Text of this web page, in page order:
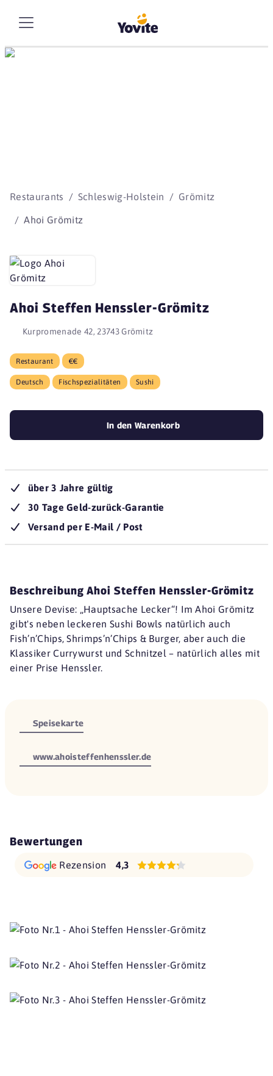
Restaurants Schleswig-Holstein Grömitz
Ahoi Grömitz
Ahoi Steffen Henssler-Grömitz
Kurpromenade 42, 23743 Grömitz
Restaurant €€
Deutsch Fischspezialitäten Sushi
In den Warenkorb
über 3 Jahre gültig
30 Tage Geld-zurück-Garantie
Versand per E-Mail / Post
Beschreibung Ahoi Steffen Henssler-Grömitz
Unsere Devise: „Hauptsache Lecker“! Im Ahoi Grömitz
gibt's neben leckeren Sushi Bowls natürlich auch
Fish’n’Chips, Shrimps’n’Chips & Burger, aber auch die
Klassiker Currywurst und Schnitzel – natürlich alles mit
einer Prise Henssler.
Speisekarte
www.ahoisteffenhenssler.de
Bewertungen
Rezension 4,3